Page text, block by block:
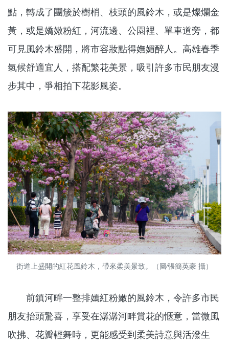
點，轉成了團簇於樹梢、枝頭的風鈴木，或是燦爛金
黃，或是嬌嫩粉紅，河流邊、公園裡、單車道旁，都
可見風鈴木盛開，將市容妝點得嫵媚醉人。高雄春季
氣候舒適宜人，搭配繁花美景，吸引許多市民朋友漫
步其中，爭相拍下花影風姿。
街道上盛開的紅花風鈴木，帶來柔美景致。（圖∕張簡英豪 攝）
前鎮河畔一整排嫣紅粉嫩的風鈴木，令許多市民
朋友抬頭驚喜，享受在潺潺河畔賞花的愜意，當微風
吹拂、花瓣輕舞時，更能感受到柔美詩意與活潑生